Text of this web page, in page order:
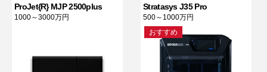
ProJet{R} MJP 2500plus
1000～3000万円
Stratasys J35 Pro
500～1000万円
おすすめ